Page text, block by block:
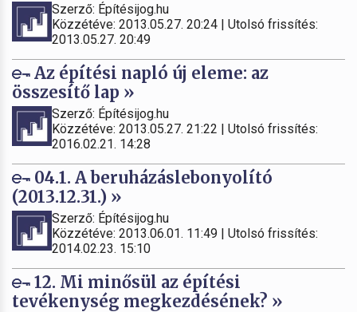
Szerző: Építésijog.hu
Közzétéve: 2013.05.27. 20:24 | Utolsó frissítés:
2013.05.27. 20:49
Az építési napló új eleme: az
összesítő lap »
Szerző: Építésijog.hu
Közzétéve: 2013.05.27. 21:22 | Utolsó frissítés:
2016.02.21. 14:28
04.1. A beruházáslebonyolító
(2013.12.31.) »
Szerző: Építésijog.hu
Közzétéve: 2013.06.01. 11:49 | Utolsó frissítés:
2014.02.23. 15:10
12. Mi minősül az építési
tevékenység megkezdésének? »